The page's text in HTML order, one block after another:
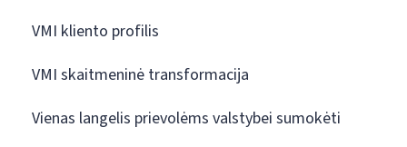
VMI kliento profilis
VMI skaitmeninė transformacija
Vienas langelis prievolėms valstybei sumokėti